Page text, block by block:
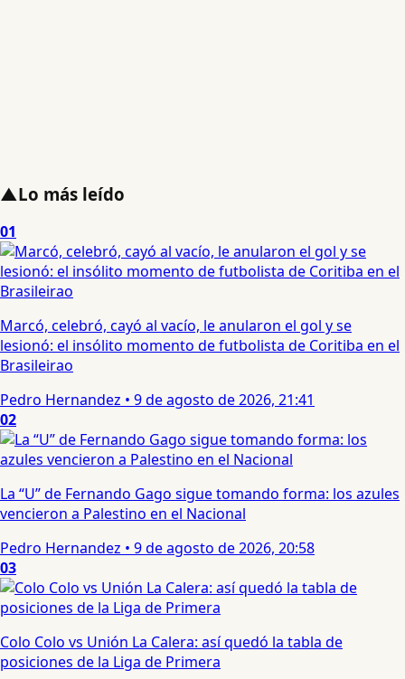
▲Lo más leído
01
Marcó, celebró, cayó al vacío, le anularon el gol y se
lesionó: el insólito momento de futbolista de Coritiba en el
Brasileirao
Pedro Hernandez • 9 de agosto de 2026, 21:41
02
La “U” de Fernando Gago sigue tomando forma: los azules
vencieron a Palestino en el Nacional
Pedro Hernandez • 9 de agosto de 2026, 20:58
03
Colo Colo vs Unión La Calera: así quedó la tabla de
posiciones de la Liga de Primera